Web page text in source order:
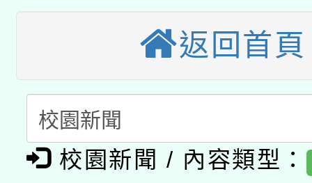
本館辦理115年度閱讀
暨閱讀推動專業研習
科技賦能─人工智慧
礎課程
A3數位素養講師名單
「數位內容與教學軟體
pilot」
有關大陸委員會函釋公
返回首頁
校園新聞 / 內容類型：